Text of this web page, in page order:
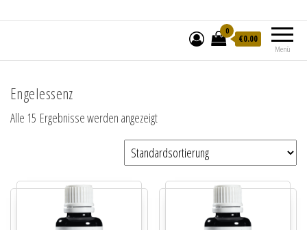
Menü
0
€0.00
Engelessenz
Alle 15 Ergebnisse werden angezeigt